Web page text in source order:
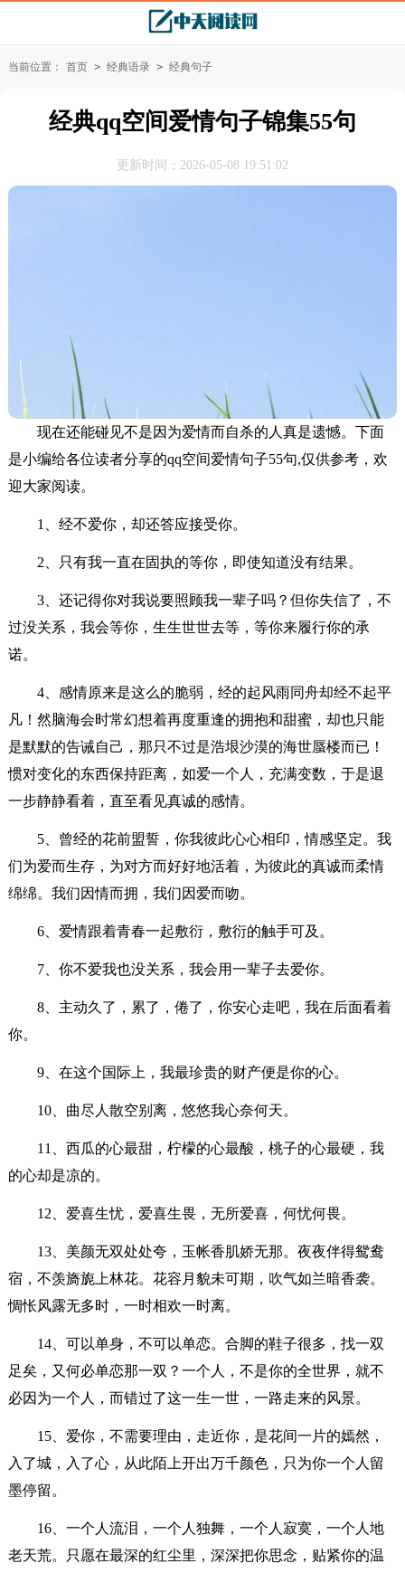
当前位置： 首页 > 经典语录 > 经典句子
经典qq空间爱情句子锦集55句
更新时间：2026-05-08 19:51:02
现在还能碰见不是因为爱情而自杀的人真是遗憾。下面
是小编给各位读者分享的qq空间爱情句子55句,仅供参考，欢
迎大家阅读。
1、经不爱你，却还答应接受你。
2、只有我一直在固执的等你，即使知道没有结果。
3、还记得你对我说要照顾我一辈子吗？但你失信了，不
过没关系，我会等你，生生世世去等，等你来履行你的承
诺。
4、感情原来是这么的脆弱，经的起风雨同舟却经不起平
凡！然脑海会时常幻想着再度重逢的拥抱和甜蜜，却也只能
是默默的告诫自己，那只不过是浩垠沙漠的海世蜃楼而已！
惯对变化的东西保持距离，如爱一个人，充满变数，于是退
一步静静看着，直至看见真诚的感情。
5、曾经的花前盟誓，你我彼此心心相印，情感坚定。我
们为爱而生存，为对方而好好地活着，为彼此的真诚而柔情
绵绵。我们因情而拥，我们因爱而吻。
6、爱情跟着青春一起敷衍，敷衍的触手可及。
7、你不爱我也没关系，我会用一辈子去爱你。
8、主动久了，累了，倦了，你安心走吧，我在后面看着
你。
9、在这个国际上，我最珍贵的财产便是你的心。
10、曲尽人散空别离，悠悠我心奈何天。
11、西瓜的心最甜，柠檬的心最酸，桃子的心最硬，我
的心却是凉的。
12、爱喜生忧，爱喜生畏，无所爱喜，何忧何畏。
13、美颜无双处处夸，玉帐香肌娇无那。夜夜伴得鸳鸯
宿，不羡旖旎上林花。花容月貌未可期，吹气如兰暗香袭。
惆怅风露无多时，一时相欢一时离。
14、可以单身，不可以单恋。合脚的鞋子很多，找一双
足矣，又何必单恋那一双？一个人，不是你的全世界，就不
必因为一个人，而错过了这一生一世，一路走来的风景。
15、爱你，不需要理由，走近你，是花间一片的嫣然，
入了城，入了心，从此陌上开出万千颜色，只为你一个人留
墨停留。
16、一个人流泪，一个人独舞，一个人寂寞，一个人地
老天荒。只愿在最深的红尘里，深深把你思念，贴紧你的温